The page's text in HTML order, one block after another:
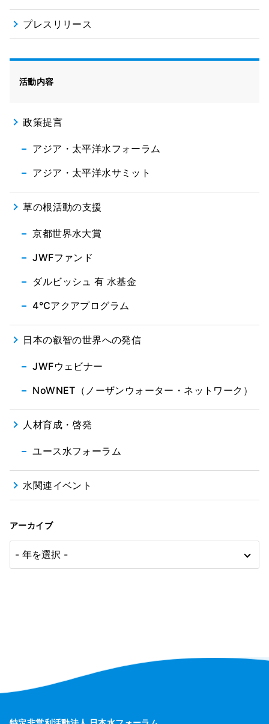
プレスリリース
活動内容
政策提言
アジア・太平洋水フォーラム
アジア・太平洋水サミット
草の根活動の支援
京都世界水大賞
JWFファンド
ダルビッシュ 有 水基金
4℃アクアプログラム
日本の叡智の世界への発信
JWFウェビナー
NoWNET（ノーザンウォーター・ネットワーク）
人材育成・啓発
ユース水フォーラム
水関連イベント
アーカイブ